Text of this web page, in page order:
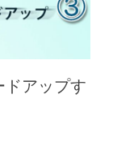
アップす